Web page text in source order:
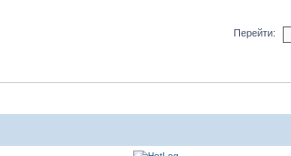
Перейти: